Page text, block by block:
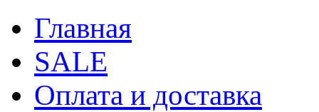
Главная
SALE
Оплата и доставка